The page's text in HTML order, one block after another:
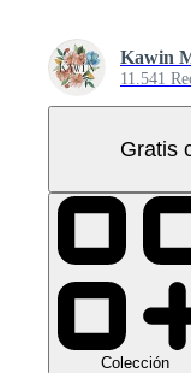
Kawin
11.541
Gratis
Colección